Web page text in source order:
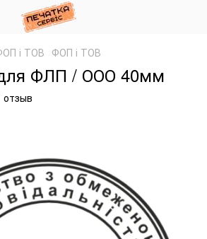
і ТОВ ФОП і ТОВ
ФЛП / ООО 40мм
отзыв